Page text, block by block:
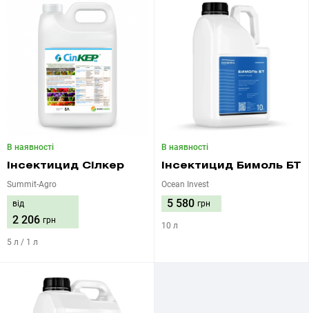
В наявності
Інсектицид Сілкер
Summit-Agro
від
2 206 грн
5 л / 1 л
В наявності
Інсектицид Бимоль БТ
Ocean Invest
5 580 грн
10 л